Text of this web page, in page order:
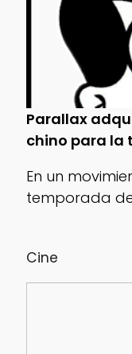
Cine
Parallax
chino para la
En un
temporada